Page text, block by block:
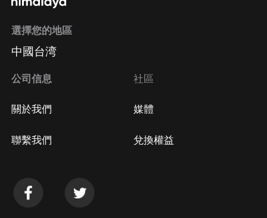
選擇您的地區
中國台湾
公司信息
關於我們
聯繫我們
社區
媒體
兌換權益